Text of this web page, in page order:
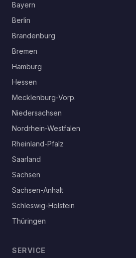
Bayern
Berlin
Brandenburg
Bremen
Hamburg
Hessen
Mecklenburg-Vorp.
Niedersachsen
Nordrhein-Westfalen
Rheinland-Pfalz
Saarland
Sachsen
Sachsen-Anhalt
Schleswig-Holstein
Thüringen
SERVICE